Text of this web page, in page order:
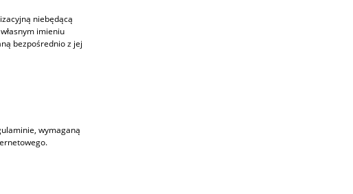
niebędącą
imieniu
bezpośrednio z jej
wymaganą